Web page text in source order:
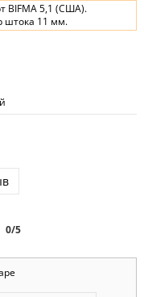
BIFMA 5,1 (США).
штока 11 мм.
0/5